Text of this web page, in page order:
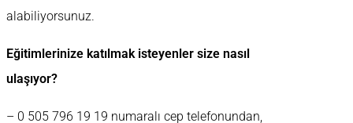
alabiliyorsunuz.
Eğitimlerinize katılmak isteyenler size nasıl
ulaşıyor?
– 0 505 796 19 19 numaralı cep telefonundan,